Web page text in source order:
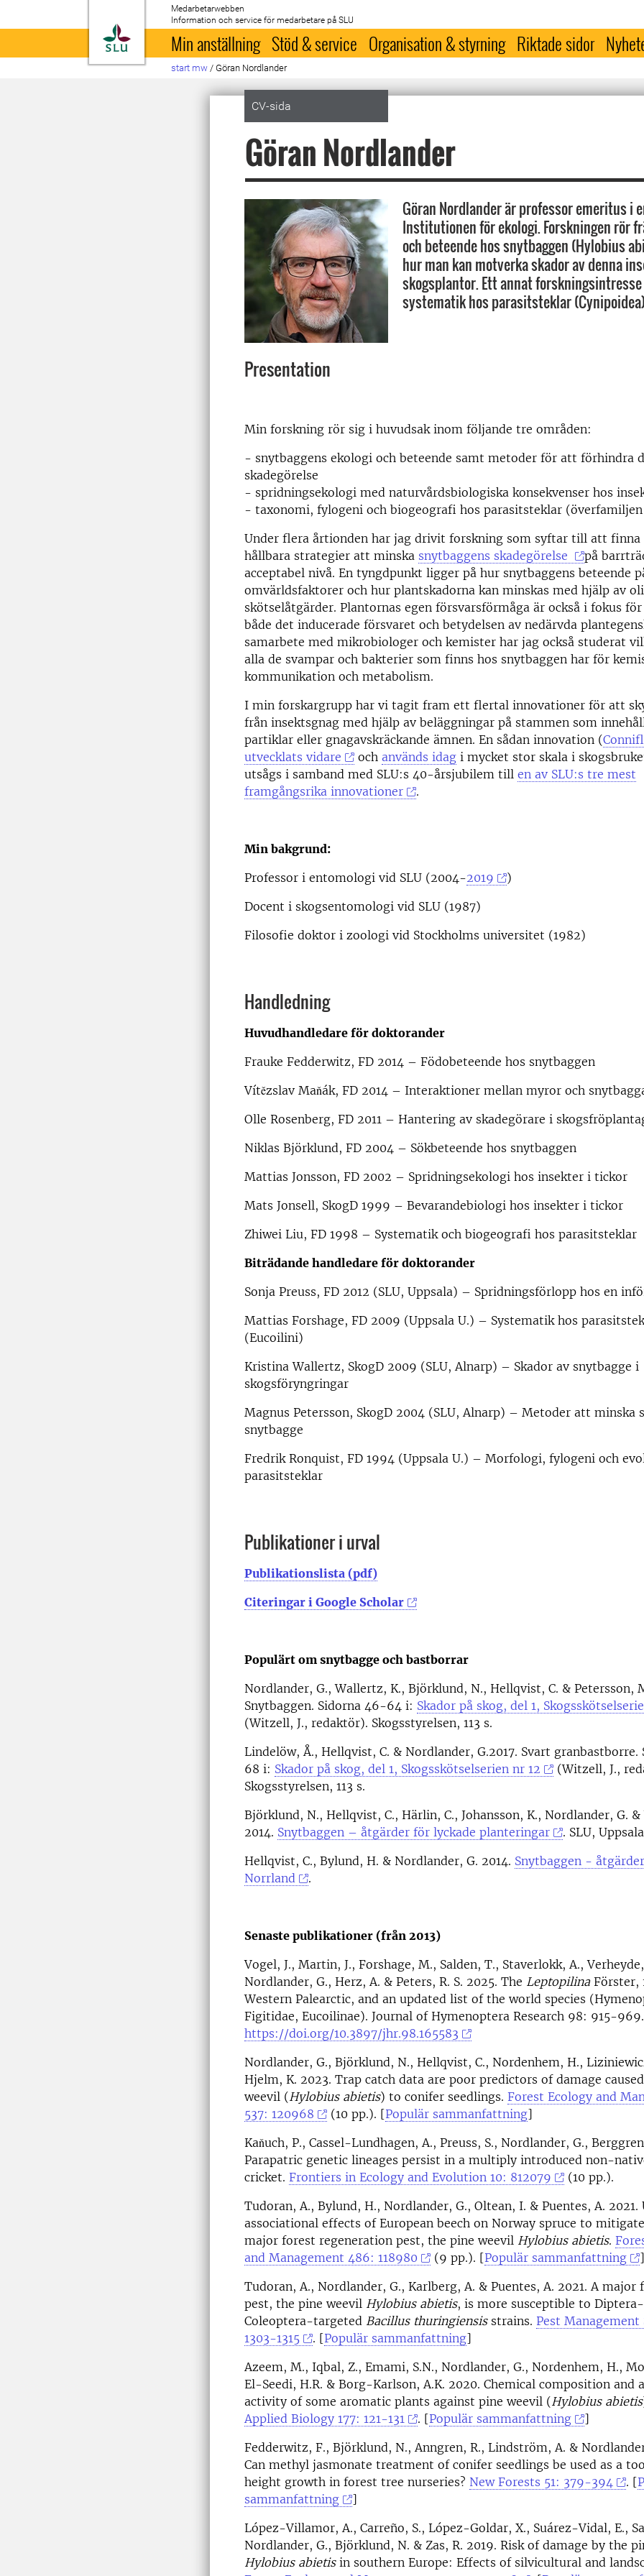
Till startsida
Medarbetarwebben
Information och service för medarbetare på SLU
Min anställning Stöd & service Organisation & styrning Riktade sidor
start mw / Göran Nordlander
CV-sida
Göran Nordlander
Göran Nordlander är professor emeritus i
Institutionen för ekologi. Forskningen rör
och beteende hos snytbaggen (Hylobius
hur man kan motverka skador av denna
skogsplantor. Ett annat
systematik hos parasitsteklar
Presentation
Min forskning rör sig i huvudsak inom följande tre områden:
- snytbaggens ekologi och beteende samt metoder för att förhindra
skadegörelse
- spridningsekologi med naturvårdsbiologiska konsekvenser hos
- taxonomi, fylogeni och biogeografi hos parasitsteklar (överfamiljen
Under flera årtionden har jag drivit forskning som syftar till att finna
hållbara strategier att minska snytbaggens skadegörelse
på
acceptabel nivå. En tyngdpunkt ligger på hur snytbaggens beteende
omvärldsfaktorer och hur plantskadorna kan minskas med hjälp av
skötselåtgärder. Plantornas egen försvarsförmåga är också i fokus
både det inducerade försvaret och betydelsen av nedärvda
samarbete med mikrobiologer och kemister har jag också studerat
alla de svampar och bakterier som finns hos snytbaggen har för
kommunikation och metabolism.
I min forskargrupp har vi tagit fram ett flertal innovationer för att
från insektsgnag med hjälp av beläggningar på stammen som
partiklar eller gnagavskräckande ämnen. En sådan innovation (
utvecklats vidare
ochanvänds idag i mycket stor skala i
utsågs i samband med SLU:s 40-årsjubilem till en av SLU:s tre mest
framgångsrika innovationer
.
Min bakgrund:
Professor i entomologi vid SLU (2004-2019
)
Docent i skogsentomologi vid SLU (1987)
Filosofie doktor i zoologi vid Stockholms universitet (1982)
Handledning
Huvudhandledare för doktorander
Frauke Fedderwitz, FD 2014 – Födobeteende hos snytbaggen
Vítězslav Maňák, FD 2014 – Interaktioner mellan myror och
Olle Rosenberg, FD 2011 – Hantering av skadegörare i
Niklas Björklund, FD 2004 – Sökbeteende hos snytbaggen
Mattias Jonsson, FD 2002 – Spridningsekologi hos insekter i tickor
Mats Jonsell, SkogD 1999 – Bevarandebiologi hos insekter i tickor
Zhiwei Liu, FD 1998 – Systematik och biogeografi hos parasitsteklar
Biträdande handledare för doktorander
Sonja Preuss, FD 2012 (SLU, Uppsala) – Spridningsförlopp hos en
Mattias Forshage, FD 2009 (Uppsala U.) – Systematik hos
(Eucoilini)
Kristina Wallertz, SkogD 2009 (SLU, Alnarp) – Skador av snytbagge i
skogsföryngringar
Magnus Petersson, SkogD 2004 (SLU, Alnarp) – Metoder att minska
snytbagge
Fredrik Ronquist, FD 1994 (Uppsala U.) – Morfologi, fylogeni och
parasitsteklar
Publikationer i urval
Publikationslista (pdf)
Citeringar i Google Scholar
Populärt om snytbagge och bastborrar
Nordlander, G., Wallertz, K., Björklund, N., Hellqvist, C. & Petersson,
Snytbaggen. Sidorna 46-64 i: Skador på skog, del 1,
(Witzell, J., redaktör). Skogsstyrelsen, 113 s.
Lindelöw, Å., Hellqvist, C. & Nordlander, G.2017. Svart granbastborre.
68 i: Skador på skog, del 1, Skogsskötselserien nr 12
(Witzell, J.,
Skogsstyrelsen, 113 s.
Björklund, N., Hellqvist, C., Härlin, C., Johansson, K., Nordlander, G.
2014. Snytbaggen – åtgärder för lyckade planteringar
. SLU,
Hellqvist, C., Bylund, H. & Nordlander, G. 2014. Snytbaggen -
Norrland
.
Senaste publikationer (från 2013)
Vogel, J., Martin, J., Forshage, M., Salden, T., Staverlokk, A.,
Nordlander, G., Herz, A. & Peters, R. S. 2025. The LeptopilinaFörster,
Western Palearctic, and an updated list of the world species
Figitidae, Eucoilinae). Journal of Hymenoptera Research 98: 915-969.
https://doi.org/10.3897/jhr.98.165583
Nordlander, G., Björklund, N., Hellqvist, C., Nordenhem, H.,
Hjelm, K. 2023. Trap catch data are poor predictors of damage
weevil (Hylobius abietis) to conifer seedlings. Forest Ecology and
537: 120968
(10 pp.). [Populär sammanfattning]
Kaňuch, P., Cassel-Lundhagen, A., Preuss, S., Nordlander, G.,
Parapatric genetic lineages persist in a multiply introduced non-
cricket. Frontiers in Ecology and Evolution 10: 812079
(10 pp.).
Tudoran, A., Bylund, H., Nordlander, G., Oltean, I. & Puentes, A. 2021.
associational effects of European beech on Norway spruce to
major forest regeneration pest, the pine weevil Hylobius abietis.
and Management 486: 118980
(9 pp.). [Populär sammanfattning
]
Tudoran, A., Nordlander, G., Karlberg, A. & Puentes, A. 2021. A major
pest, the pine weevil Hylobius abietis, is more susceptible to
Coleoptera-targeted Bacillus thuringiensisstrains. Pest Management
1303-1315
. [Populär sammanfattning]
Azeem, M., Iqbal, Z., Emami, S.N., Nordlander, G., Nordenhem, H.,
El-Seedi, H.R. & Borg-Karlson, A.K. 2020. Chemical composition and
activity of some aromatic plants against pine weevil (Hylobius abietis
Applied Biology 177: 121-131
. [Populär sammanfattning
]
Fedderwitz, F., Björklund, N., Anngren, R., Lindström, A. &
Can methyl jasmonate treatment of conifer seedlings be used as a
height growth in forest tree nurseries? New Forests 51: 379-394 . [
sammanfattning
]
López-Villamor, A., Carreño, S., López-Goldar, X., Suárez-Vidal, E.,
Nordlander, G., Björklund, N. & Zas, R. 2019. Risk of damage by the
Hylobius abietisin southern Europe: Effects of silvicultural and